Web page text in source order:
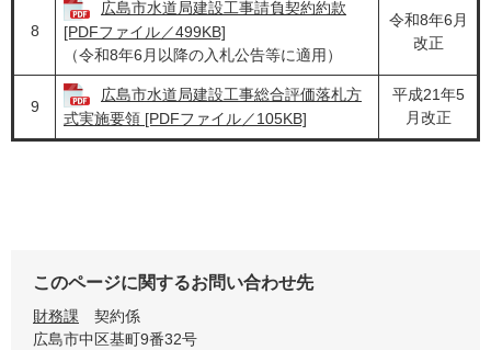
8
広島市水道局建設工事請負契約約款
[PDFファイル／499KB]
（令和8年6月以降の入札公告等に適用）
令和8年6月
改正
9
広島市水道局建設工事総合評価落札方
式実施要領 [PDFファイル／105KB]
平成21年5
月改正
このページに関するお問い合わせ先
財務課
契約係
広島市中区基町9番32号